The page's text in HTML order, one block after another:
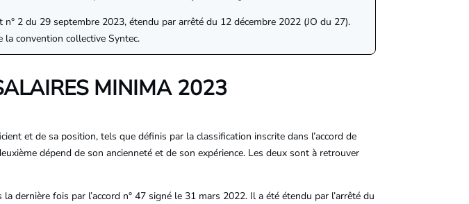
2 du 29 septembre 2023, étendu par arrêté du 12 décembre 2022 (JO du 27).
la convention collective Syntec.
MINIMA 2023
et de sa position, tels que définis par la classification inscrite dans l’accord de
dépend de son ancienneté et de son expérience. Les deux sont à retrouver
fois par l’accord n° 47 signé le 31 mars 2022. Il a été étendu par l’arrêté du